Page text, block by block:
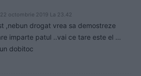
octombrie 2019 La 23.42
,nebun drogat vrea sa demostreze
imparte patul ..vai ce tare este el …
dobitoc